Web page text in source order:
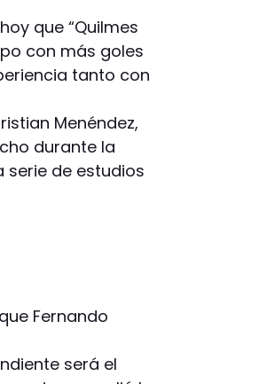
que “Quilmes
con más goles
tanto con
Menéndez,
durante la
de estudios
Fernando
será el